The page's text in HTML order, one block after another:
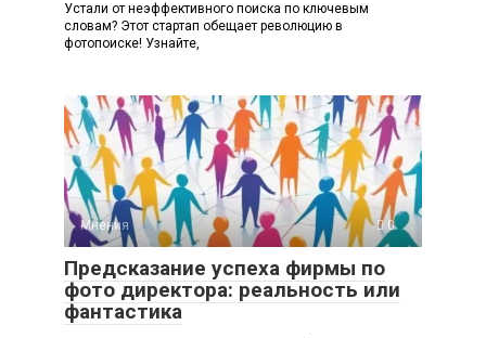
Устали от неэффективного поиска по ключевым
словам? Этот стартап обещает революцию в
фотопоиске! Узнайте,
Мнения 0
Предсказание успеха фирмы по
фото директора: реальность или
фантастика